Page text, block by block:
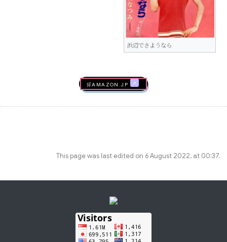
浜辺でさようなら
🛒AMAZON.jp
This page was last edited on 6 August 2022, at 00:37.